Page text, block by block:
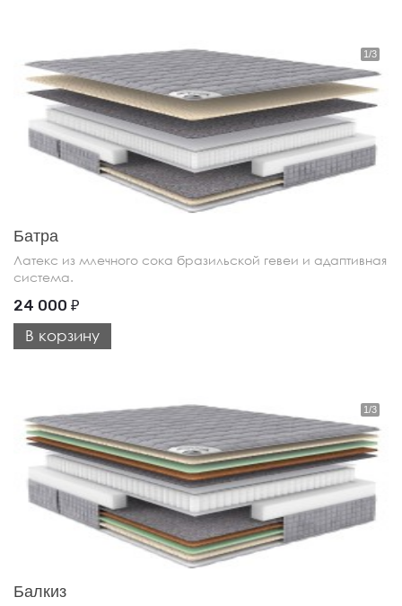
Батра
Латекс из млечного сока бразильской гевеи и адаптивная
система.
24 000 ₽
В корзину
Балкиз